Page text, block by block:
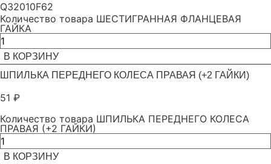
Q32010F62
Количество товара ШЕСТИГРАННАЯ ФЛАНЦЕВАЯ
ГАЙКА
В КОРЗИНУ
ШПИЛЬКА ПЕРЕДНЕГО КОЛЕСА ПРАВАЯ (+2 ГАЙКИ)
51 ₽
Количество товара ШПИЛЬКА ПЕРЕДНЕГО КОЛЕСА
ПРАВАЯ (+2 ГАЙКИ)
В КОРЗИНУ